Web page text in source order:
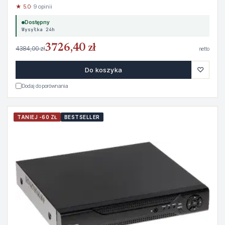
★ 5.0· 9 opinii
Dostępny
Wysyłka 24h
4384,00 zł3726,40 zł netto
Do koszyka ♡
Dodaj do porównania
TANIEJ -60 ZŁ BESTSELLER